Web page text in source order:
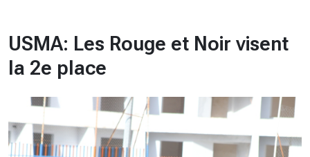
USMA: Les Rouge et Noir visent
la 2e place